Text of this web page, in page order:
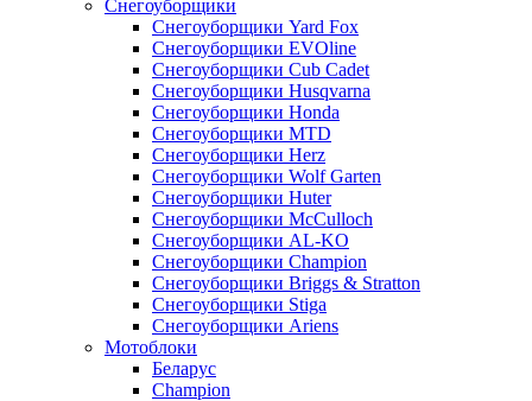
Снегоуборщики
Снегоуборщики Yard Fox
Снегоуборщики EVOline
Снегоуборщики Cub Cadet
Снегоуборщики Husqvarna
Снегоуборщики Honda
Снегоуборщики MTD
Снегоуборщики Herz
Снегоуборщики Wolf Garten
Снегоуборщики Huter
Снегоуборщики McCulloch
Снегоуборщики AL-KO
Снегоуборщики Champion
Снегоуборщики Briggs & Stratton
Снегоуборщики Stiga
Снегоуборщики Ariens
Мотоблоки
Беларус
Champion